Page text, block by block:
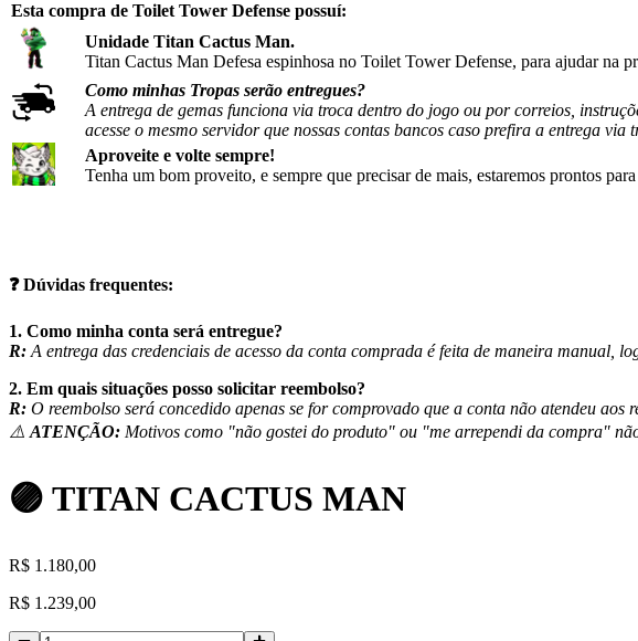
Esta compra de Toilet Tower Defense possuí:
Unidade Titan Cactus Man.
Titan Cactus Man Defesa espinhosa no Toilet Tower Defense, para ajudar na
Como minhas Tropas serão entregues?
A entrega de gemas funciona via troca dentro do jogo ou por correios,
acesse o mesmo servidor que nossas contas bancos caso prefira a entrega via
Aproveite e volte sempre!
Tenha um bom proveito, e sempre que precisar de mais, estaremos prontos
❓Dúvidas frequentes:
1. Como minha conta será entregue?
R: A entrega das credenciais de acesso da conta comprada é feita de maneira manual,
2. Em quais situações posso solicitar reembolso?
R: O reembolso será concedido apenas se for comprovado que a conta não atendeu aos
⚠️ ATENÇÃO: Motivos como "não gostei do produto" ou "me arrependi da compra"
🟣 TITAN CACTUS MAN
R$ 1.180,00
R$ 1.239,00